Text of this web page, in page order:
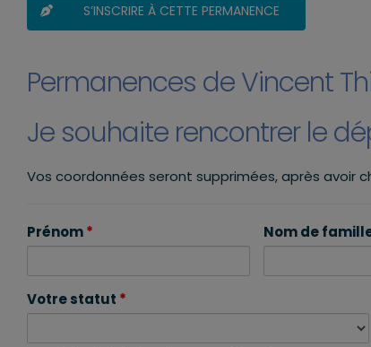
S’INSCRIRE À CETTE PERMANENCE
Permanences de Vincent
Je souhaite rencontrer le
Vos coordonnées seront supprimées, après avoir
Prénom* Nom de
Votre statut *